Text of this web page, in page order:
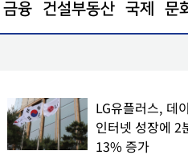
금융 건설부동산 국제 문
LG유플러스, 데
인터넷 성장에 2
13% 증가